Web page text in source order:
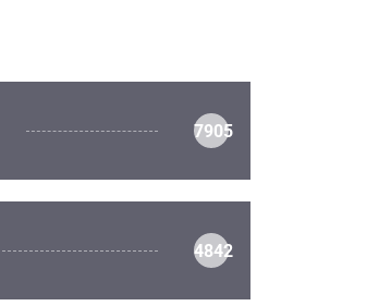
7905
4842